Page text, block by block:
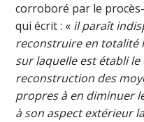
corroboré par le
qui écrit : « il paraît
reconstruire en totalité
sur laquelle est établi
reconstruction des
propres à en diminuer
à son aspect extérieur